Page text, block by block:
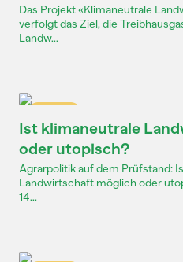
Das Projekt «Klimaneutrale
verfolgt das Ziel, die
Landw...
Ist klimaneutrale
oder utopisch?
Agrarpolitik auf dem Prüfstand:
Landwirtschaft möglich oder
14...